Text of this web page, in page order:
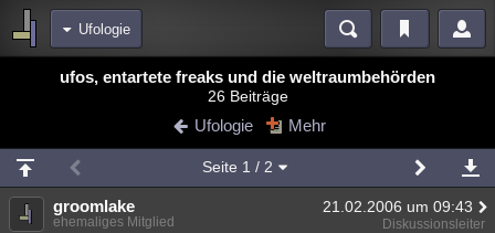
Ufologie
Blogs
Chat Wiki Neuigkeiten
meine Rubriken
Menschen Wissenschaft Mystery Kriminalfälle
ufos, entartete freaks und die weltraumbehörden
26 Beiträge
Ufologie Mehr
Seite 1 / 2
groomlake 21.02.2006 um 09:43
ehemaliges Mitglied Diskussionsleiter